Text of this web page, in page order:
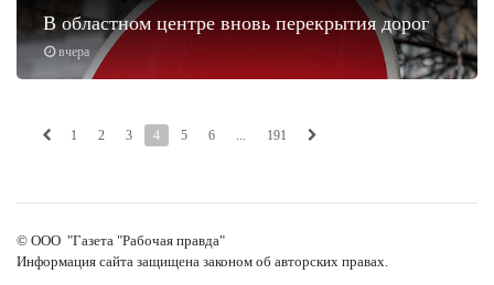
вчера
В областном центре вновь перекрытия дорог
1 2 3 4 5 6 ... 191
© ООО "Газета "Рабочая правда"
Информация сайта защищена законом об авторских правах.